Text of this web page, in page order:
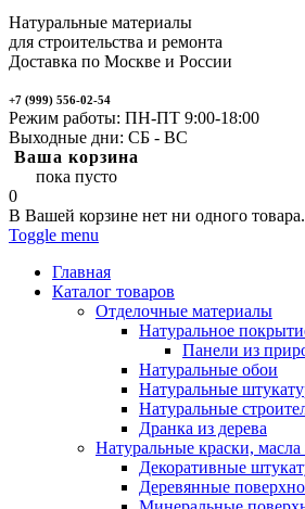
Натуральные материалы
для строительства и ремонта
Доставка по Москве и России
+7 (999) 556-02-54
Режим работы: ПН-ПТ 9:00-18:00
Выходные дни: СБ - ВС
Ваша корзина
пока пусто
0
В Вашей корзине нет ни одного товара.
Toggle menu
Главная
Каталог товаров
Отделочные материалы
Натуральное
Панели из
Натуральные обои
Натуральные
Натуральные
Дранка из дерева
Натуральные краски, масла
Декоративные
Деревянные